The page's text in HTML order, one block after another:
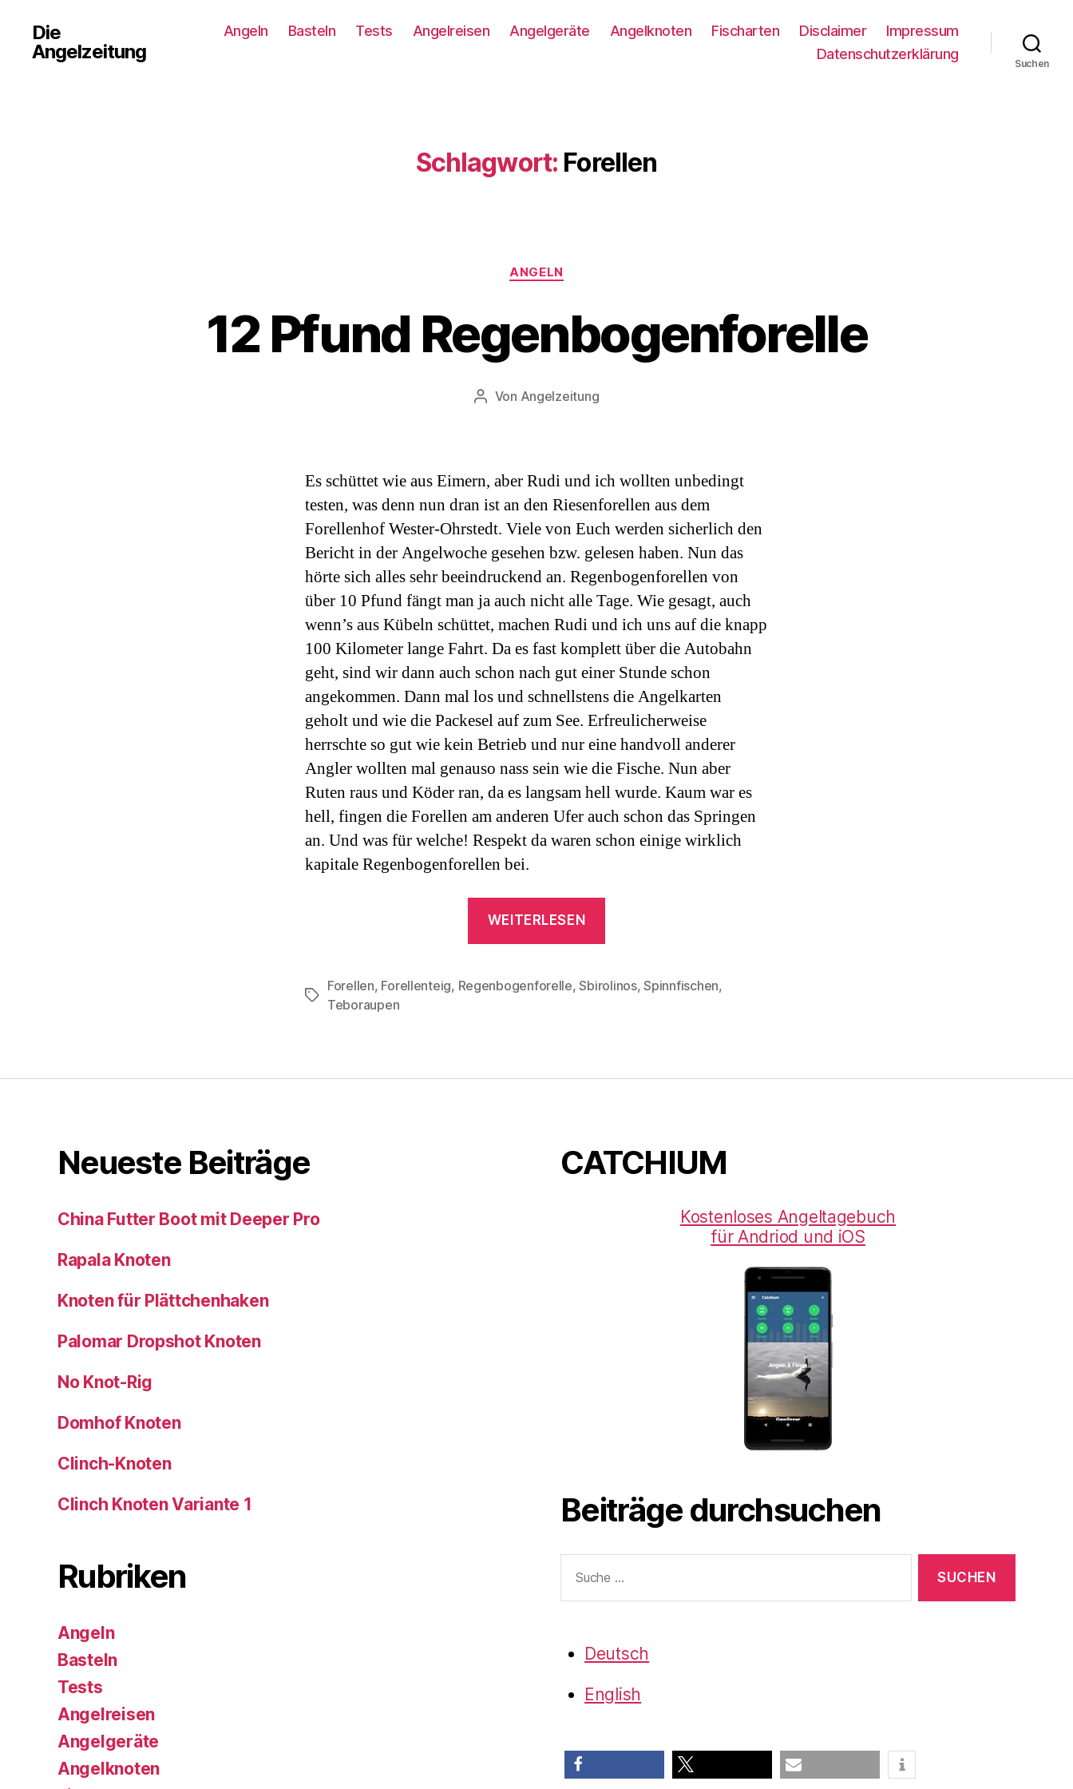
Die
Angelzeitung
Angeln Basteln Tests Angelreisen Angelgeräte Angelknoten Fischarten Disclaimer
Impressum
Datenschutzerklärung
Suchen
Schlagwort: Forellen
Kategorien
ANGELN
12 Pfund Regenbogenforelle
Beitragsautor
Von Angelzeitung
Es schüttet wie aus Eimern, aber Rudi und ich wollten unbedingt
testen, was denn nun dran ist an den Riesenforellen aus dem
Forellenhof Wester-Ohrstedt. Viele von Euch werden sicherlich den
Bericht in der Angelwoche gesehen bzw. gelesen haben. Nun das
hörte sich alles sehr beeindruckend an. Regenbogenforellen von
über 10 Pfund fängt man ja auch nicht alle Tage. Wie gesagt, auch
wenn’s aus Kübeln schüttet, machen Rudi und ich uns auf die knapp
100 Kilometer lange Fahrt. Da es fast komplett über die Autobahn
geht, sind wir dann auch schon nach gut einer Stunde schon
angekommen. Dann mal los und schnellstens die Angelkarten
geholt und wie die Packesel auf zum See. Erfreulicherweise
herrschte so gut wie kein Betrieb und nur eine handvoll anderer
Angler wollten mal genauso nass sein wie die Fische. Nun aber
Ruten raus und Köder ran, da es langsam hell wurde. Kaum war es
hell, fingen die Forellen am anderen Ufer auch schon das Springen
an. Und was für welche! Respekt da waren schon einige wirklich
kapitale Regenbogenforellen bei.
WEITERLESEN
Schlagwörter
Forellen, Forellenteig, Regenbogenforelle,Sbirolinos,Spinnfischen,
Teboraupen
Neueste Beiträge
China Futter Boot mit Deeper Pro
Rapala Knoten
Knoten für Plättchenhaken
Palomar Dropshot Knoten
No Knot-Rig
Domhof Knoten
Clinch-Knoten
Clinch Knoten Variante 1
Rubriken
Angeln
Basteln
Tests
Angelreisen
Angelgeräte
Angelknoten
CATCHIUM
Kostenloses Angeltagebuch
für Andriod und iOS
Beiträge durchsuchen
nach:
Deutsch
English